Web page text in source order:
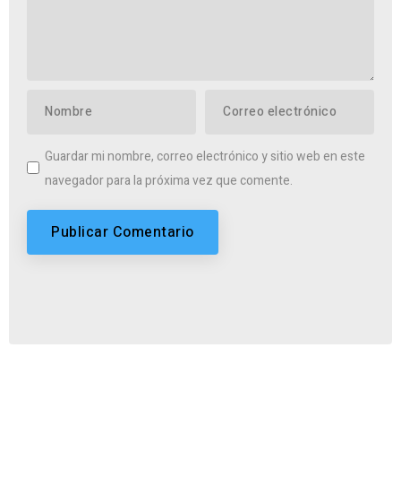
Guardar mi nombre, correo electrónico y sitio web en este
navegador para la próxima vez que comente.